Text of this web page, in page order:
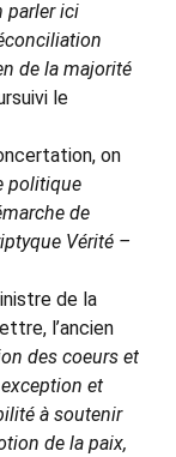
parler ici
de la majorité
le
on
politique
de
Vérité –
de la
l’ancien
des coeurs et
et
à soutenir
de la paix,